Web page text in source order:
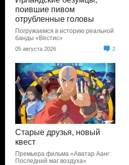
поившие пивом
отрубленные головы
Погружаемся в историю реальной
банды «Вестис»
05 августа 2026 2
Старые друзья, новый
квест
Премьера фильма «Аватар Аанг:
Последний маг воздуха»